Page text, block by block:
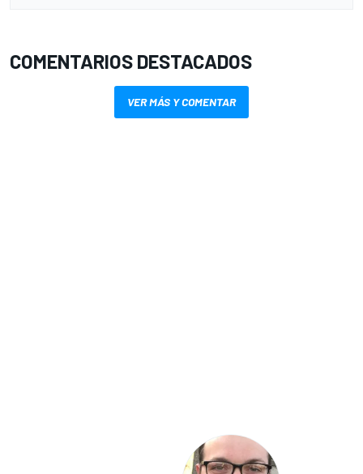
COMENTARIOS DESTACADOS
VER MÁS Y COMENTAR